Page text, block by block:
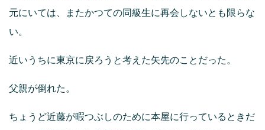
元にいては、またかつての同級生に再会しないとも限らな
い。
近いうちに東京に戻ろうと考えた矢先のことだった。
父親が倒れた。
ちょうど近藤が暇つぶしのために本屋に行っているときだ